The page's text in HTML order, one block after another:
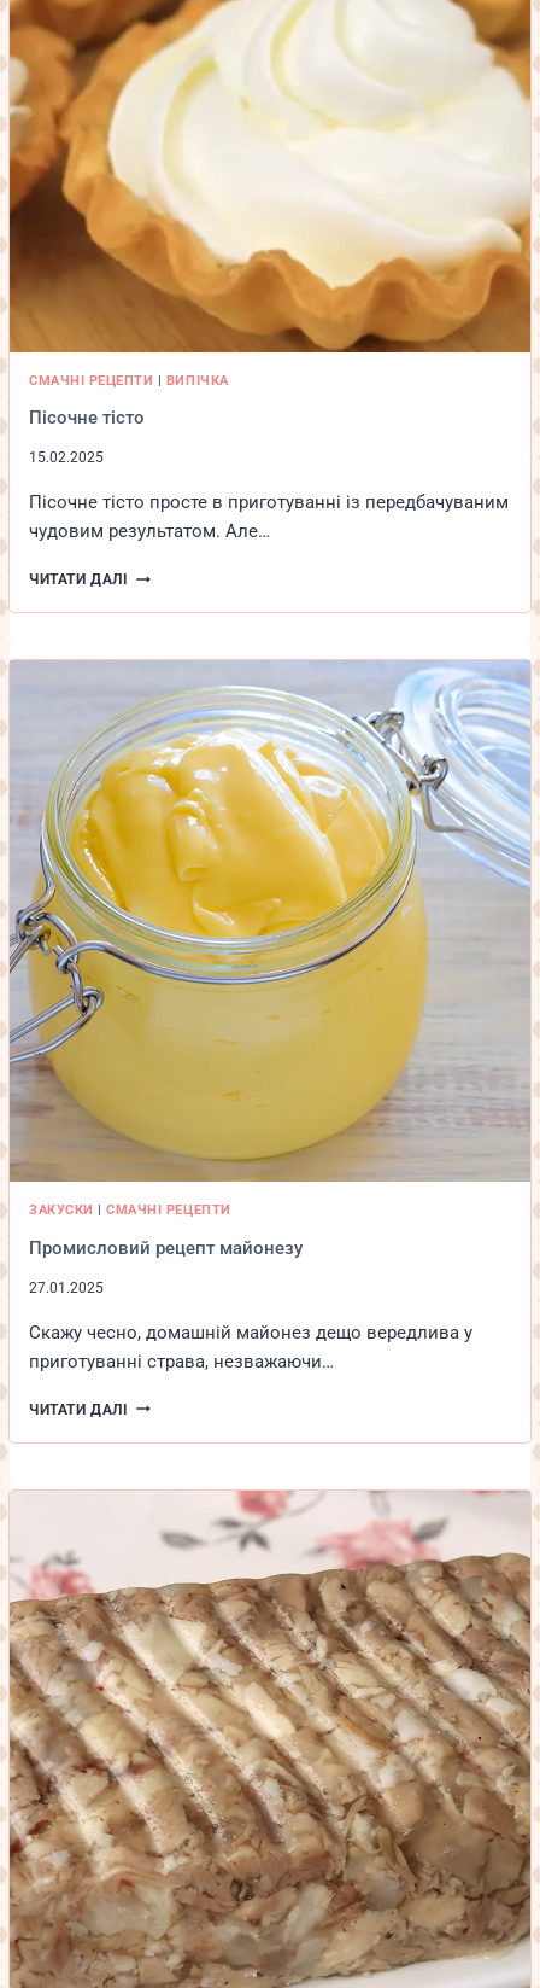
СМАЧНІ РЕЦЕПТИ | ВИПІЧКА
Пісочне тісто
15.02.2025
Пісочне тісто просте в приготуванні із передбачуваним
чудовим результатом. Але…
ЧИТАТИ ДАЛІ
ПІСОЧНЕ
ЗАКУСКИ |СМАЧНІ РЕЦЕПТИ
Промисловий рецепт майонезу
27.01.2025
Скажу чесно, домашній майонез дещо вередлива у
приготуванні страва, незважаючи…
ЧИТАТИ ДАЛІ ПРОМИСЛОВИЙ
МАЙОНЕЗУ